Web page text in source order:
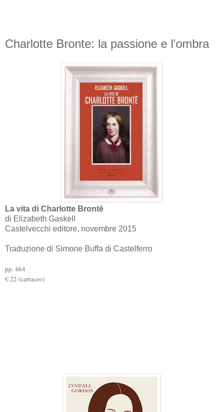
Charlotte Bronte: la passione e l'ombra
La vita di Charlotte Brontë
di Elizabeth Gaskell
Castelvecchi editore, novembre 2015
Traduzione di Simone Buffa di Castelferro
pp. 464
€ 22 (cartaceo)